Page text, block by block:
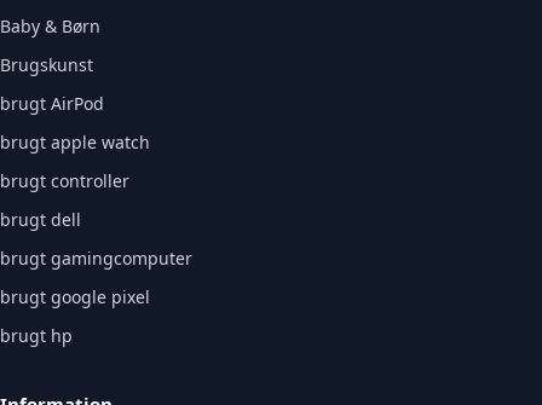
Baby & Børn
Brugskunst
brugt AirPod
brugt apple watch
brugt controller
brugt dell
brugt gamingcomputer
brugt google pixel
brugt hp